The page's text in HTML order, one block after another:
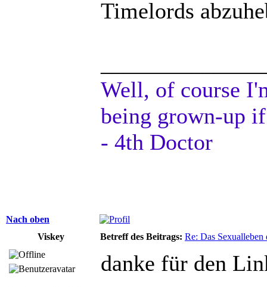
Timelords
Well, of course
being grown-up
- 4th Doctor
Nach oben
Viskey
Betreff des Beitrags: Re: Das
danke für den